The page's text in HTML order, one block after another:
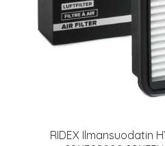
RIDEX Ilmansuodatin